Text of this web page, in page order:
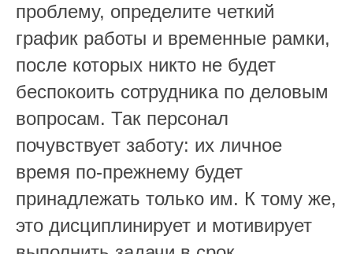
проблему, определите четкий
график работы и временные рамки,
после которых никто не будет
беспокоить сотрудника по деловым
вопросам. Так персонал
почувствует заботу: их личное
время по-прежнему будет
принадлежать только им. К тому же,
это дисциплинирует и мотивирует